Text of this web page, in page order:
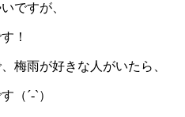
ですが、
！
梅雨が好きな人がいたら、
（´-`）